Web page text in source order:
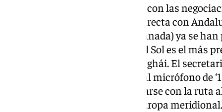
La Junta de Andalucía prosigue con las
implante una conexión aérea directa con
andaluzas (Málaga, Sevilla y Granada) ya se
que el aeropuerto de la Costa del Sol es el más
que podría ser con Pekín o Shanghái. El
Ramón Carmona, ha señalado al micrófono de
terminal malagueña para quedarse con la
aeroportuaria referente de la Europa meridional.